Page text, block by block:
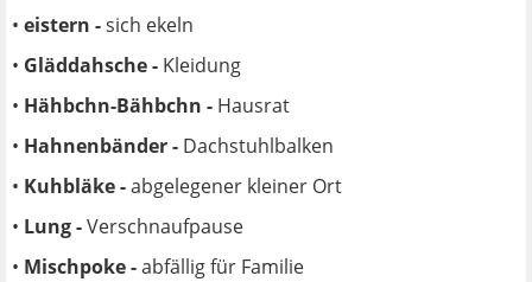
• eistern -sich ekeln
• Gläddahsche - Kleidung
• Hähbchn-Bähbchn - Hausrat
• Hahnenbänder - Dachstuhlbalken
• Kuhbläke -abgelegener kleiner Ort
• Lung -Verschnaufpause
• Mischpoke -abfällig für Familie